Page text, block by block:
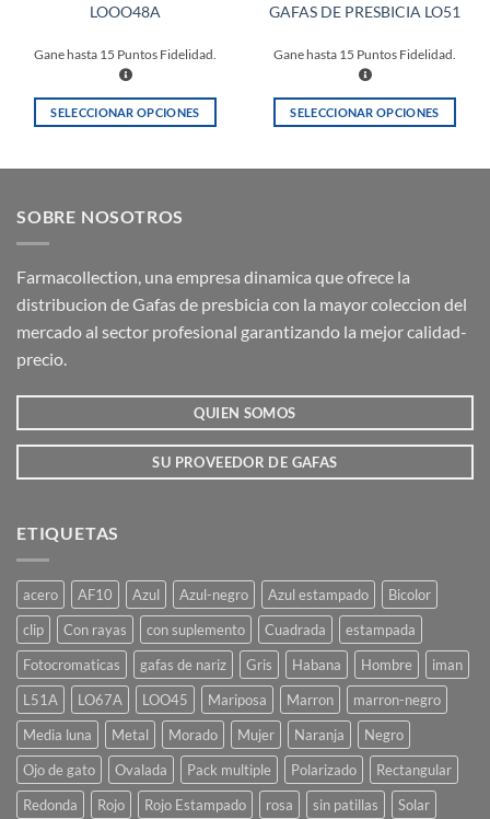
LOOO48A
Gane hasta 15 Puntos Fidelidad.
SELECCIONAR OPCIONES
variantes.
opciones
se
elegir
de
producto
GAFAS DE PRESBICIA LO51
Gane hasta 15 Puntos Fidelidad.
SELECCIONAR OPCIONES
opciones
elegir
de
SOBRE NOSOTROS
Farmacollection, una empresa dinamica que ofrece la
distribucion de Gafas de presbicia con la mayor coleccion del
mercado al sector profesional garantizando la mejor calidad-
precio.
QUIEN SOMOS
SU PROVEEDOR DE GAFAS
ETIQUETAS
acero AF10 Azul Azul-negro Azul estampado
Bicolor
clip
Con rayas con suplemento Cuadrada
estampada
Fotocromaticas
gafas de nariz Gris Habana Hombre
iman
L51A
LO67A LOO45 Mariposa Marron
marron-negro
Media luna
Metal Morado Mujer Naranja
Negro
Ojo de gato
Ovalada Pack multiple Polarizado
Rectangular
Redonda
Rojo Rojo Estampado rosa sin patillas
Solar